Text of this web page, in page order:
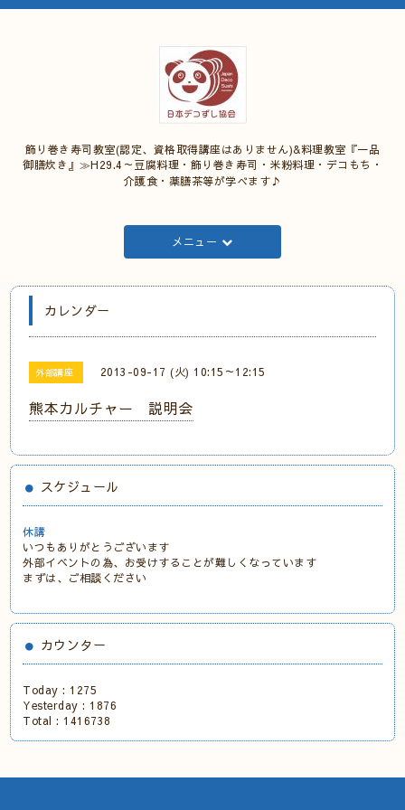
飾り巻き寿司教室(認定、資格取得講座はありません)&料理教室『一品
御膳炊き』≫H29.4～豆腐料理・飾り巻き寿司・米粉料理・デコもち・
介護食・薬膳茶等が学べます♪
メニュー
カレンダー
外部講座 2013-09-17 (火) 10:15～12:15
熊本カルチャー 説明会
スケジュール
休講
いつもありがとうございます
外部イベントの為、お受けすることが難しくなっています
まずは、ご相談ください
カウンター
Today : 1275
Yesterday : 1876
Total : 1416738